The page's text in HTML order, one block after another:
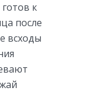
к
после
всходы